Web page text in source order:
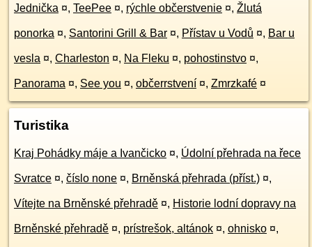
Jednička ¤, TeePee ¤, rýchle občerstvenie ¤, Žlutá
ponorka ¤, Santorini Grill & Bar ¤, Přístav u Vodů ¤, Bar u
vesla ¤, Charleston ¤, Na Fleku ¤, pohostinstvo ¤,
Panorama ¤, See you ¤, občerrstvení ¤, Zmrzkafé ¤
Turistika
Kraj Pohádky máje a Ivančicko ¤, Údolní přehrada na řece
Svratce ¤, číslo none ¤, Brněnská přehrada (příst.) ¤,
Vítejte na Brněnské přehradě ¤, Historie lodní dopravy na
Brněnské přehradě ¤, prístrešok, altánok ¤, ohnisko ¤,